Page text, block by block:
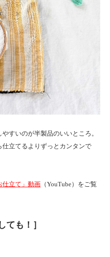
すいのが半製品のいいところ。
立てるよりずっとカンタンで
仕立て」動画 （YouTube）をご覧
ても！］